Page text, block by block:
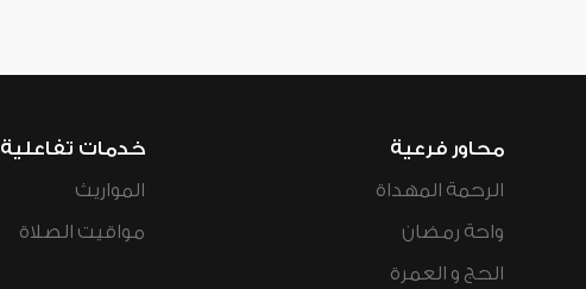
محاور فرعية
الرحمة المهداة
واحة رمضان
الحج و العمرة
خدمات تفاعلية
المواريث
مواقيت الصلاة